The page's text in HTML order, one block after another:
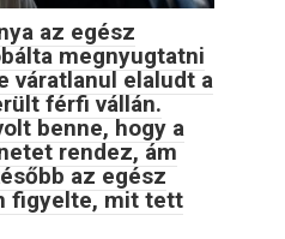
az egész
megnyugtatni
váratlanul elaludt a
férfi vállán.
benne, hogy a
rendez, ám
az egész
figyelte, mit tett